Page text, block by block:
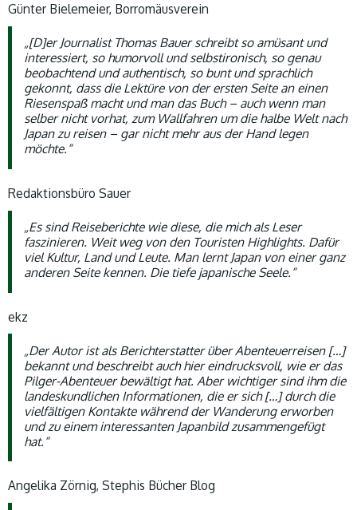
Günter Bielemeier, Borromäusverein
„[D]er Journalist Thomas Bauer schreibt so amüsant und
interessiert, so humorvoll und selbstironisch, so genau
beobachtend und authentisch, so bunt und sprachlich
gekonnt, dass die Lektüre von der ersten Seite an einen
Riesenspaß macht und man das Buch – auch wenn man
selber nicht vorhat, zum Wallfahren um die halbe Welt nach
Japan zu reisen – gar nicht mehr aus der Hand legen
möchte.“
Redaktionsbüro Sauer
„Es sind Reiseberichte wie diese, die mich als Leser
faszinieren. Weit weg von den Touristen Highlights. Dafür
viel Kultur, Land und Leute. Man lernt Japan von einer ganz
anderen Seite kennen. Die tiefe japanische Seele.“
ekz
„Der Autor ist als Berichterstatter über Abenteuerreisen […]
bekannt und beschreibt auch hier eindrucksvoll, wie er das
Pilger-Abenteuer bewältigt hat. Aber wichtiger sind ihm die
landeskundlichen Informationen, die er sich […] durch die
vielfältigen Kontakte während der Wanderung erworben
und zu einem interessanten Japanbild zusammengefügt
hat.“
Angelika Zörnig, Stephis Bücher Blog